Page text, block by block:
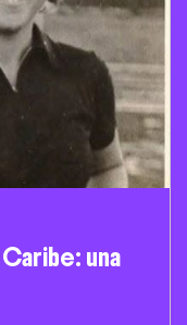
una